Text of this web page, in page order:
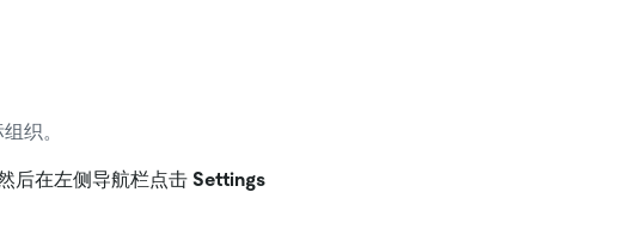
织。
后在左侧导航栏点击 Settings